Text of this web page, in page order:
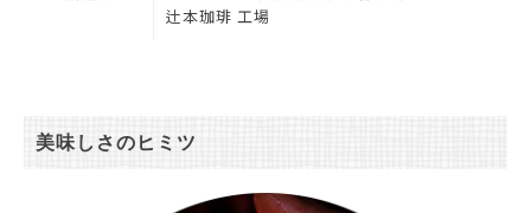
辻本珈琲 工場
美味しさのヒミツ